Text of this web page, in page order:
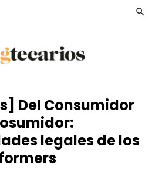
Del Consumidor
legales de los